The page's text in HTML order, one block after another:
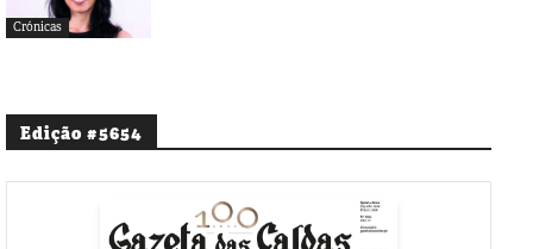
Crónicas
Edição #5654